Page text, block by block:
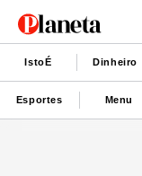
IstoÉ Dinheiro
Esportes Menu